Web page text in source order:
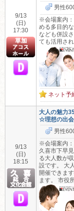
9/13
(日)
17:30
男性
※会場案内：
める多目的
なども併設
ても活用され
ネット予
9/13
(日)
18:15
大人の魅力
☆理想の出会
男性
※会場案内
久喜市下早
る大人数が
設です。 大
開催できま
ます。 市役